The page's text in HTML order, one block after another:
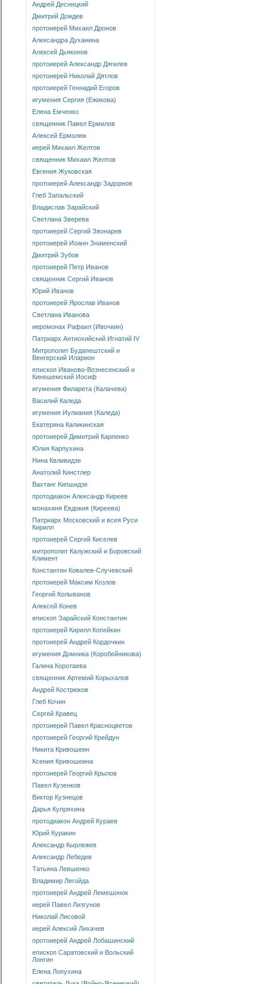
Андрей Десницкий
Дмитрий Дождев
протоиерей Михаил Дронов
Александра Духанина
Алексей Дьяконов
протоиерей Александр Дягилев
протоиерей Николай Дятлов
протоиерей Геннадий Егоров
игумения Сергия (Ежикова)
Елена Емченко
священник Павел Ермилов
Алексей Ермолюк
иерей Михаил Желтов
священник Михаил Желтов
Евгения Жуковская
протоиерей Александр Задорнов
Глеб Запальский
Владислав Зарайский
Светлана Зверева
протоиерей Сергий Звонарев
протоиерей Иоанн Знаменский
Дмитрий Зубов
протоиерей Петр Иванов
священник Сергий Иванов
Юрий Иванов
протоиерей Ярослав Иванов
Светлана Иванова
иеромонах Рафаил (Ивочкин)
Патриарх Антиохийский Игнатий IV
Митрополит Будапештский и
Венгерский Иларион
епископ Иваново-Вознесенский и
Кинешемский Иосиф
игумения Филарета (Калачева)
Василий Каледа
игумения Иулиания (Каледа)
Екатерина Каликинская
протоиерей Димитрий Карпенко
Юлия Карпухина
Нина Квливидзе
Анатолий Кинстлер
Вахтанг Кипшидзе
протодиакон Александр Киреев
монахиня Евдокия (Киреева)
Патриарх Московский и всея Руси
Кирилл
протоиерей Сергий Киселев
митрополит Калужский и Боровский
Климент
Константин Ковалев-Случевский
протоиерей Максим Козлов
Георгий Колыванов
Алексей Конев
епископ Зарайский Константин
протоиерей Кирилл Копейкин
протоиерей Андрей Кордочкин
игумения Домника (Коробейникова)
Галина Коротаева
священник Артемий Корыхалов
Андрей Кострюков
Глеб Кочин
Сергей Кравец
протоиерей Павел Красноцветов
протоиерей Георгий Крейдун
Никита Кривошеин
Ксения Кривошеина
протоиерей Георгий Крылов
Павел Кузенков
Виктор Кузнецов
Дарья Купряхина
протодиакон Андрей Кураев
Юрий Куракин
Александр Кырлежев
Александр Лебедев
Татьяна Левшенко
Владимир Легойда
протоиерей Андрей Лемешонок
иерей Павел Лизгунов
Николай Лисовой
иерей Алексий Лихачев
протоиерей Андрей Лобашинский
епископ Саратовский и Вольский
Лонгин
Елена Лопухина